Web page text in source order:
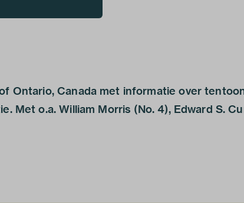
Ontario, Canada met informatie over
Met o.a. William Morris (No. 4), Edward S.